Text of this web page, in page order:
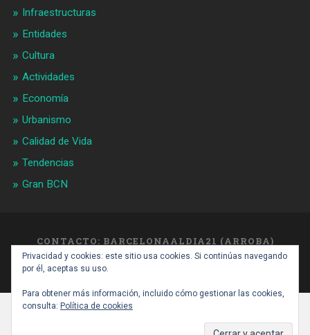
Infraestructuras
Entidades
Cultura
Actividades
Economía
Urbanismo
Calidad de Vida
Tendencias
Gran BCN
CONTACTO: BARCELONAALDIA21 (ARROBA)
GMAIL.COM
Privacidad y cookies: este sitio usa cookies. Si continúas navegando
por él, aceptas su uso.
Para obtener más información, incluido cómo gestionar las cookies,
consulta: Política de cookies